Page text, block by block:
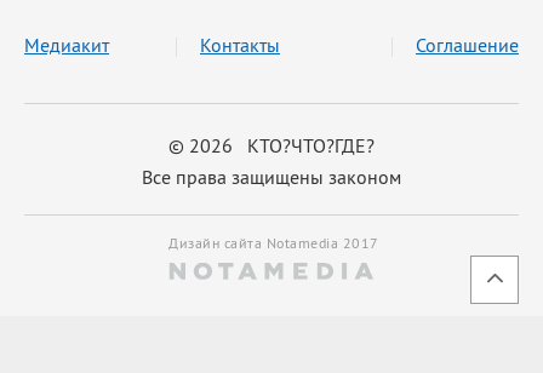
© 2026 КТО?ЧТО?ГДЕ?
Все права защищены законом
Медиакит Контакты Соглашение
Дизайн сайта Notamedia 2017